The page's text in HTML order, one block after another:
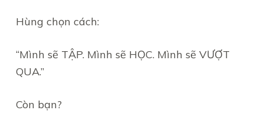
Hùng chọn cách:
“Mình sẽ TẬP. Mình sẽ HỌC. Mình sẽ VƯỢT
QUA.”
Còn bạn?